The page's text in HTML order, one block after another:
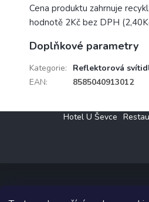
Cena produktu zahrnuje
hodnotě 2Kč bez DPH
Doplňkové parametry
Kategorie:
Reflektorová
EAN: 8585040913012
Hotel U Ševce